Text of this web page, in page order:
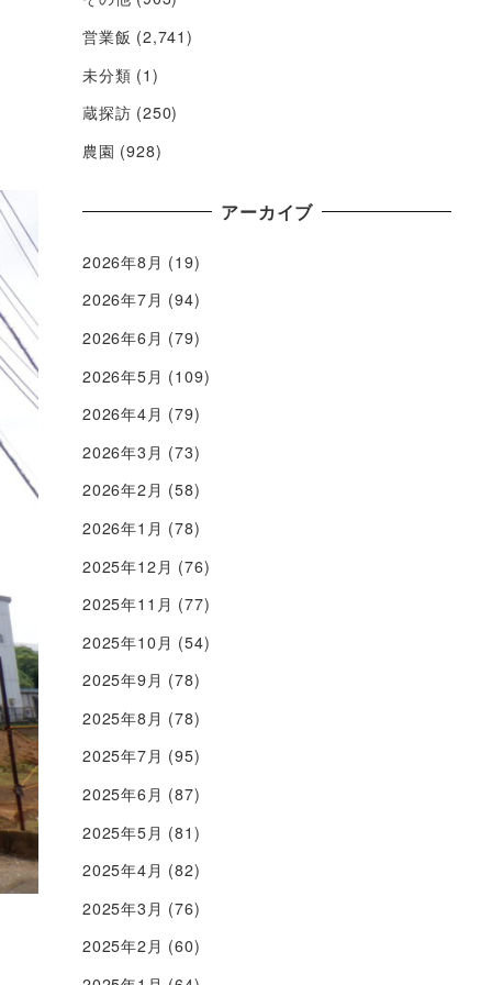
営業飯 (2,741)
未分類 (1)
蔵探訪 (250)
農園 (928)
アーカイブ
2026年8月 (19)
2026年7月 (94)
2026年6月 (79)
2026年5月 (109)
2026年4月 (79)
2026年3月 (73)
2026年2月 (58)
2026年1月 (78)
2025年12月 (76)
2025年11月 (77)
2025年10月 (54)
2025年9月 (78)
2025年8月 (78)
2025年7月 (95)
2025年6月 (87)
2025年5月 (81)
2025年4月 (82)
2025年3月 (76)
2025年2月 (60)